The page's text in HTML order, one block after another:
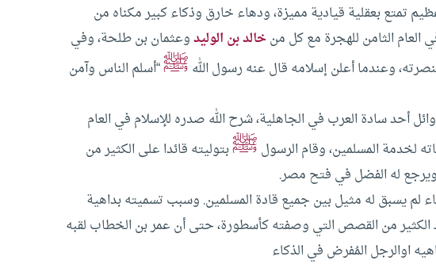
تمتع بعقلية قيادية مميزة، ودهاء خارق وذكاء كبير مكناه من
العام الثامن للهجرة مع كل منخالد بن الوليدوعثمان بن طلحة، وفي
وعندما أعلن إسلامه قال عنه رسول الله ﷺ“أسلم الناس وآمن
أحد سادة العرب في الجاهلية، شرح الله صدره للإسلام في العام
لخدمة المسلمين، وقام الرسول ﷺبتوليته قائدا على الكثير من
ويرجع له الفضل في فتح مصر.
لم يسبق له مثيل بين جميع قادة المسلمين. وسبب تسميته بداهية
الكثير من القصص التي وصفته كأسطورة، حتى أن عمر بن الخطاب لقبه
اوالرجل المُفرض في الذكاء